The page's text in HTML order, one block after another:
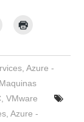
, Azure -
Maquinas
,VMware
,Azure -